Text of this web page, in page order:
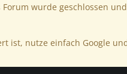
wurde geschlossen
ist, nutze einfach Google